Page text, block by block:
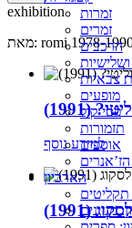
זמרות
זמרים
הרכבים
צבאיות
מופעים
פסי קול
תזמורות
אוספים
הארכיון
תקליטים
מגזינים
exhibition
(1991)
למידע נוסף
(1991)